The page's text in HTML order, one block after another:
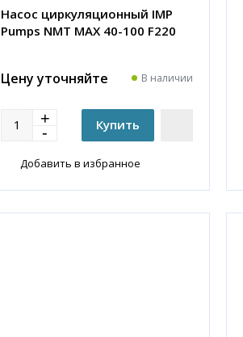
Насос циркуляционный IMP
Pumps NMT MAX 40-100 F220
Цену уточняйте В наличии
Добавить в избранное